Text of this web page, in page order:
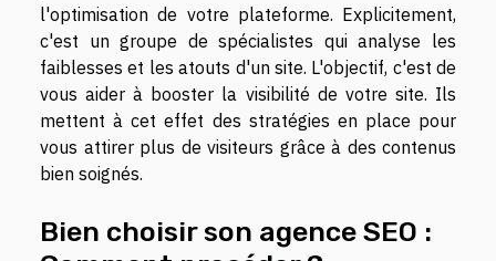
l'optimisation de votre plateforme. Explicitement,
c'est un groupe de spécialistes qui analyse les
faiblesses et les atouts d'un site. L'objectif, c'est de
vous aider à booster la visibilité de votre site. Ils
mettent à cet effet des stratégies en place pour
vous attirer plus de visiteurs grâce à des contenus
bien soignés.
Bien choisir son agence SEO :